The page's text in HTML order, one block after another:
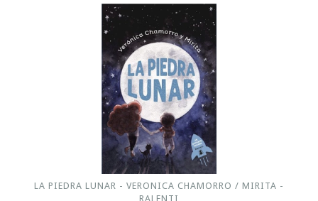
LA PIEDRA LUNAR - VERONICA CHAMORRO / MIRITA -
RALENTI